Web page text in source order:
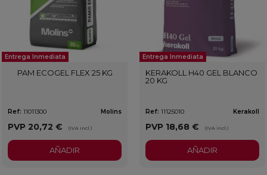
Entrega Inmediata
PAM ECOGEL FLEX 25 KG
Ref: 11011300 Molins
PVP 20,72 € (IVA incl.)
AÑADIR
Entrega Inmediata
KERAKOLL H40 GEL BLANCO
20 KG
Ref: 11125010 Kerakoll
PVP 18,68 € (IVA incl.)
AÑADIR